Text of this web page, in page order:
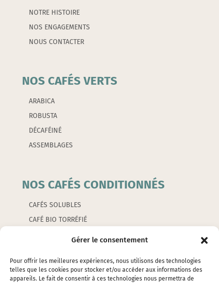
Gérer le consentement
Pour offrir les meilleures expériences, nous utilisons des technologies
telles que les cookies pour stocker et/ou accéder aux informations des
appareils. Le fait de consentir à ces technologies nous permettra de
MONBANA
NOTRE HISTOIRE
NOS ENGAGEMENTS
NOUS CONTACTER
NOS CAFÉS VERTS
ARABICA
ROBUSTA
DÉCAFÉINÉ
ASSEMBLAGES
NOS CAFÉS CONDITIONNÉS
CAFÉS SOLUBLES
CAFÉ BIO TORRÉFIÉ